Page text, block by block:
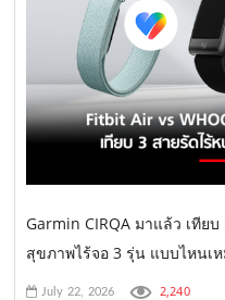
Garmin CIRQA มาแล้ว เทีย
สุขภาพไร้จอ 3 รุ่น แบบไหนเ
July 22, 2026 2,240